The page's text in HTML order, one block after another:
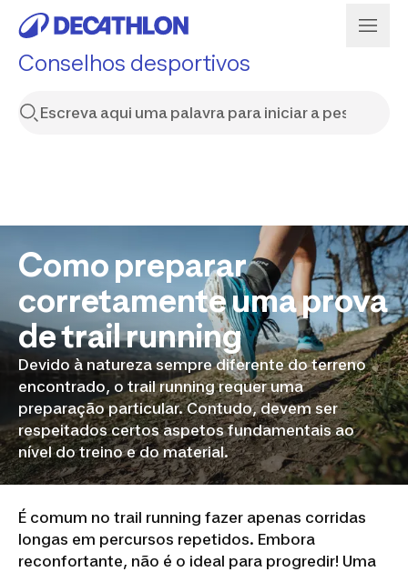
Conselhos desportivos
Como preparar
corretamente uma prova
de trail running
Devido à natureza sempre diferente do terreno
encontrado, o trail running requer uma
preparação particular. Contudo, devem ser
respeitados certos aspetos fundamentais ao
nível do treino e do material.
É comum no trail running fazer apenas corridas
longas em percursos repetidos. Embora
reconfortante, não é o ideal para progredir! Uma